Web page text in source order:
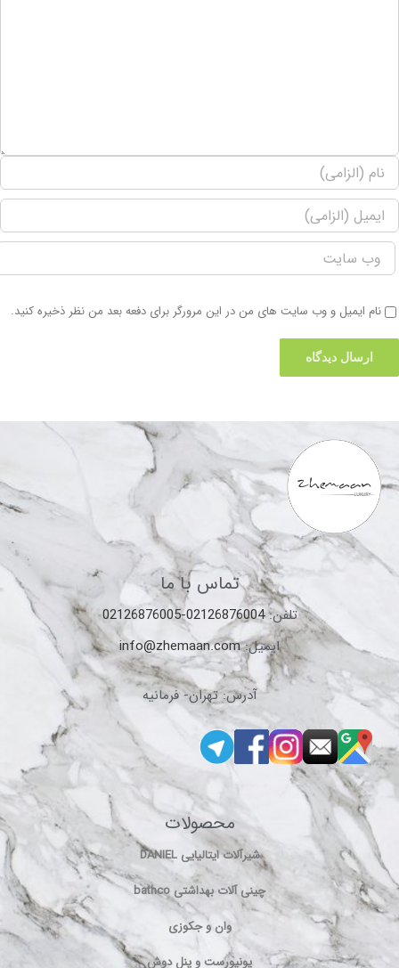
نام ایمیل و وب سایت های من در این مرورگر برای دفعه بعد من نظر ذخیره کنید.
تماس با ما
تلفن:02126876004-02126876005
ایمیل:info@zhemaan.com
آدرس: تهران- فرمانیه
محصولات
شیرآلات ایتالیایی DANIEL
چینی آلات بهداشتی bathco
وان و جکوزی
یونیورست و پنل دوش